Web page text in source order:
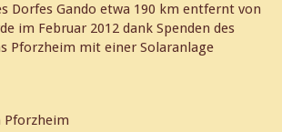
Dorfes Gando etwa 190 km entfernt von
im Februar 2012 dank Spenden des
Pforzheim mit einer Solaranlage
Pforzheim